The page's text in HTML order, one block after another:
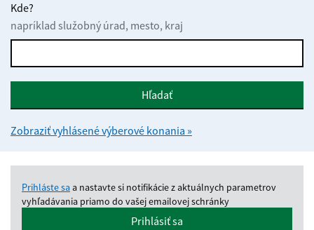
Kde?
napríklad služobný úrad, mesto, kraj
Hľadať
Zobraziť vyhlásené výberové konania »
Prihláste saa nastavte si notifikácie z aktuálnych parametrov
vyhľadávania priamo do vašej emailovej schránky
Prihlásiť sa